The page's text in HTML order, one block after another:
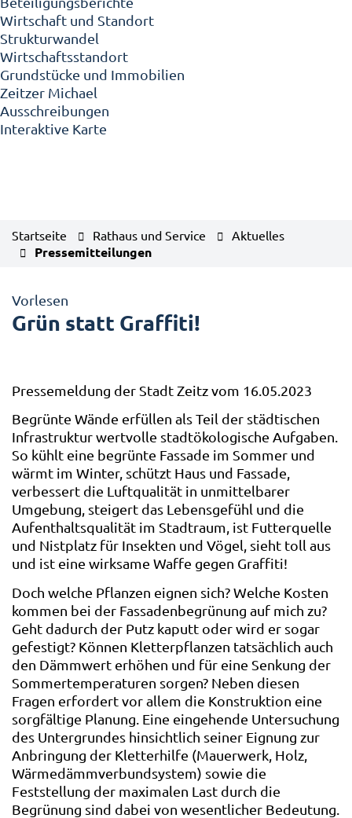
Wirtschaft und Standort
Strukturwandel
Wirtschaftsstandort
Grundstücke und Immobilien
Zeitzer Michael
Ausschreibungen
Interaktive Karte
Startseite Rathaus und Service Aktuelles
Pressemitteilungen
Vorlesen
Grün statt Graffiti!
Pressemeldung der Stadt Zeitz vom 16.05.2023
Begrünte Wände erfüllen als Teil der städtischen
Infrastruktur wertvolle stadtökologische Aufgaben.
So kühlt eine begrünte Fassade im Sommer und
wärmt im Winter, schützt Haus und Fassade,
verbessert die Luftqualität in unmittelbarer
Umgebung, steigert das Lebensgefühl und die
Aufenthaltsqualität im Stadtraum, ist Futterquelle
und Nistplatz für Insekten und Vögel, sieht toll aus
und ist eine wirksame Waffe gegen Graffiti!
Doch welche Pflanzen eignen sich? Welche Kosten
kommen bei der Fassadenbegrünung auf mich zu?
Geht dadurch der Putz kaputt oder wird er sogar
gefestigt? Können Kletterpflanzen tatsächlich auch
den Dämmwert erhöhen und für eine Senkung der
Sommertemperaturen sorgen? Neben diesen
Fragen erfordert vor allem die Konstruktion eine
sorgfältige Planung. Eine eingehende Untersuchung
des Untergrundes hinsichtlich seiner Eignung zur
Anbringung der Kletterhilfe (Mauerwerk, Holz,
Wärmedämmverbundsystem) sowie die
Feststellung der maximalen Last durch die
Begrünung sind dabei von wesentlicher Bedeutung.